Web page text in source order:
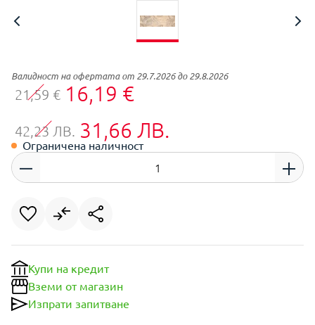
Валидност на офертата от 29.7.2026 до 29.8.2026
21,59 € 16,19 €
42,23 ЛВ. 31,66 ЛВ.
Ограничена наличност
Купи на кредит
Вземи от магазин
Изпрати запитване